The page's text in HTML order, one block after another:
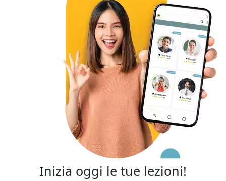
Inizia oggi le tue lezioni!